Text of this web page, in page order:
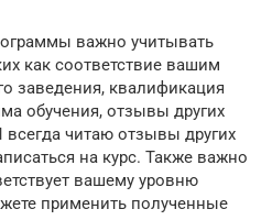
важно учитывать
как соответствие вашим
заведения, квалификация
обучения, отзывы других
всегда читаю отзывы других
на курс. Также важно
вашему уровню
применить полученные